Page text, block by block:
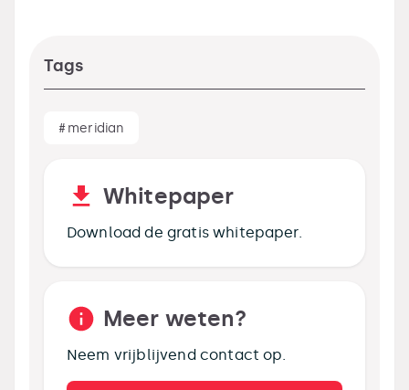
Tags
#meridian
Whitepaper
Download de gratis whitepaper.
Meer weten?
Neem vrijblijvend contact op.